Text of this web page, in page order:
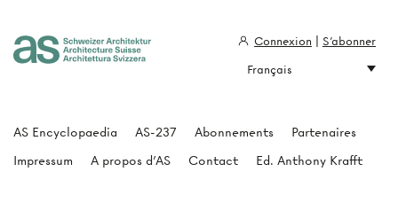
AS Encyclopaedia AS-237 Abonnements
Partenaires
Impressum
A propos d'AS Contact Ed. Anthony Krafft
Connexion
S'abonner
Français